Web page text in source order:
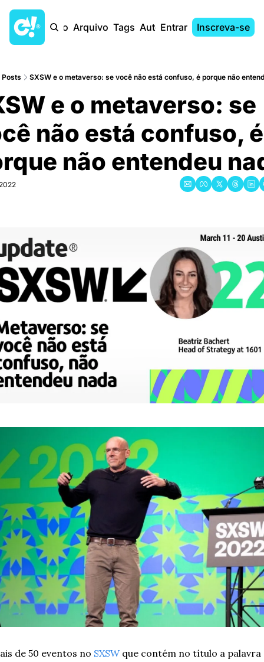
Início Arquivo Tags AutoresEntrar Inscreva-se
Posts SXSW e o metaverso: se você não está confuso, é porque não
e o metaverso: se
não está confuso, é
não entendeu
de 50 eventos no SXSW que contém no título a palavra